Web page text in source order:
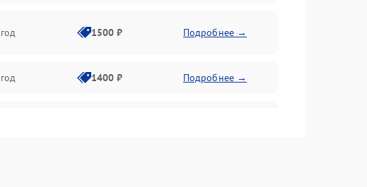
1500 ₽ Подробнее →
1400 ₽ Подробнее →